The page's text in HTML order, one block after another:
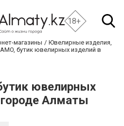
18+
магазины
Ювелирные изделия,
бутик ювелирных изделий в
ювелирных
Алматы